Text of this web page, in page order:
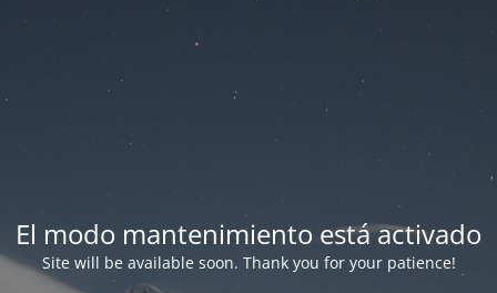
El modo mantenimiento está activado
Site will be available soon. Thank you for your patience!